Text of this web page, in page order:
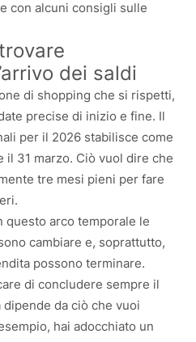
con alcuni consigli sulle
dei saldi
di shopping che si rispetti,
precise di inizio e fine. Il
per il 2026 stabilisce come
il 31 marzo. Ciò vuol dire che
tre mesi pieni per fare
questo arco temporale le
cambiare e, soprattutto,
possono terminare.
di concludere sempre il
da ciò che vuoi
hai adocchiato un